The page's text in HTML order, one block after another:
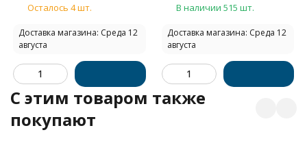
Осталось 4 шт.
Доставка магазина: Среда 12
августа
В наличии 515 шт.
Доставка магазина: Среда 12
августа
C этим товаром также
покупают